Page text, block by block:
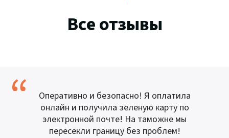
Все отзывы
Оперативно и безопасно! Я оплатила
онлайн и получила зеленую карту по
электронной почте! На таможне мы
пересекли границу без проблем!